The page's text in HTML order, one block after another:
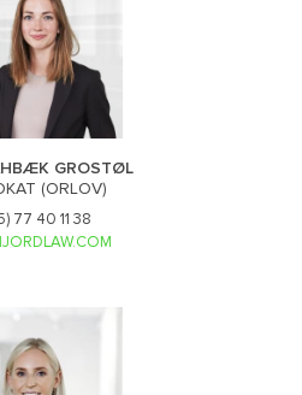
GROSTØL
(ORLOV)
77 40 11 38